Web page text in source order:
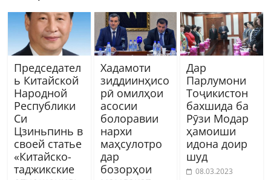
Председател
ь Китайской
Народной
Республики
Си
Цзиньпинь в
своей статье
«Китайско-
таджикские
Хадамоти
зиддиинҳисо
рӣ омилҳои
асосии
болоравии
нархи
маҳсулотро
дар
бозорҳои
Дар
Парлумони
Тоҷикистон
бахшида ба
Рӯзи Модар
ҳамоиши
идона доир
шуд
08.03.2023